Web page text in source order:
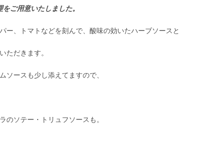
ご用意いたしました。
ー、トマトなどを刻んで、酸味の効いたハーブソースと
ただきます。
ソースも少し添えてますので、
のソテー・トリュフソースも。